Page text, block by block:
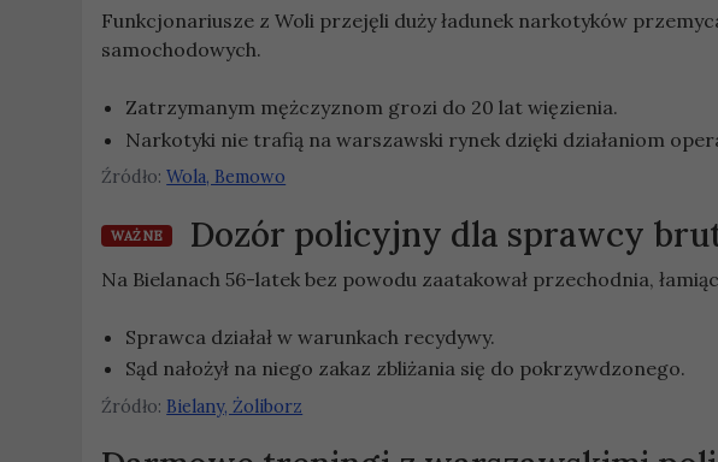
Funkcjonariusze z Woli przejęli duży ładunek narkotyków
samochodowych.
Zatrzymanym mężczyznom grozi do 20 lat więzienia.
Narkotyki nie trafią na warszawski rynek dzięki działaniom
Źródło:Wola, Bemowo
WAŻNE Dozór policyjny dla sprawcy
Na Bielanach 56-latek bez powodu zaatakował przechodnia,
Sprawca działał w warunkach recydywy.
Sąd nałożył na niego zakaz zbliżania się do pokrzywdzonego.
Źródło: Bielany, Żoliborz